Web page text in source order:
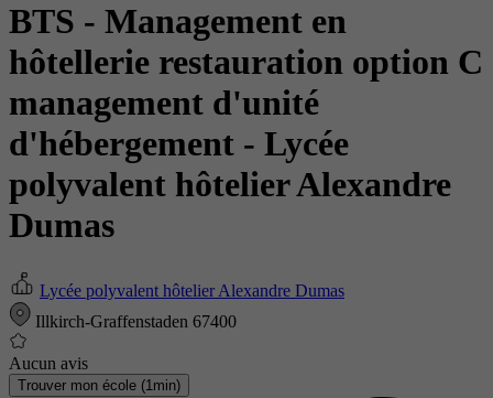
BTS - Management en
hôtellerie restauration option C
management d'unité
d'hébergement - Lycée
polyvalent hôtelier Alexandre
Dumas
Lycée polyvalent hôtelier Alexandre Dumas
Illkirch-Graffenstaden 67400
Aucun avis
Trouver mon école (1min)